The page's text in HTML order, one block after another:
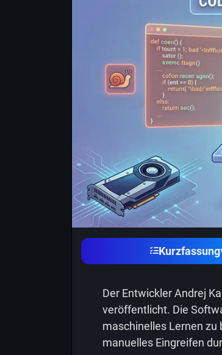
Kurzfassung
Der Entwickler Andrej
veröffentlicht. Die
maschinelles Lernen zu
manuelles Eingreifen